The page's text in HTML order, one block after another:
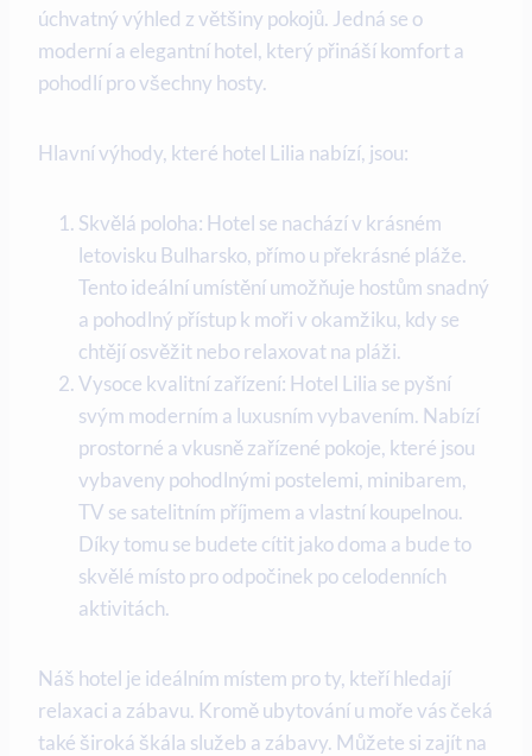
úchvatný výhled z většiny pokojů. Jedná se o
moderní a elegantní hotel, který přináší komfort a
pohodlí pro všechny hosty.
Hlavní výhody, které hotel Lilia nabízí, jsou:
Skvělá poloha: Hotel se nachází v krásném
letovisku Bulharsko, přímo u překrásné pláže.
Tento ideální umístění umožňuje hostům snadný
a pohodlný přístup k moři v okamžiku, kdy se
chtějí osvěžit nebo relaxovat na pláži.
Vysoce kvalitní zařízení: Hotel Lilia se pyšní
svým moderním a luxusním vybavením. Nabízí
prostorné a vkusně zařízené pokoje, které jsou
vybaveny pohodlnými postelemi, minibarem,
TV se satelitním příjmem a vlastní koupelnou.
Díky tomu se budete cítit jako doma a bude to
skvělé místo pro odpočinek po celodenních
aktivitách.
Náš hotel je ideálním místem pro ty, kteří hledají
relaxaci a zábavu. Kromě ubytování u moře vás čeká
také široká škála služeb a zábavy. Můžete si zajít na